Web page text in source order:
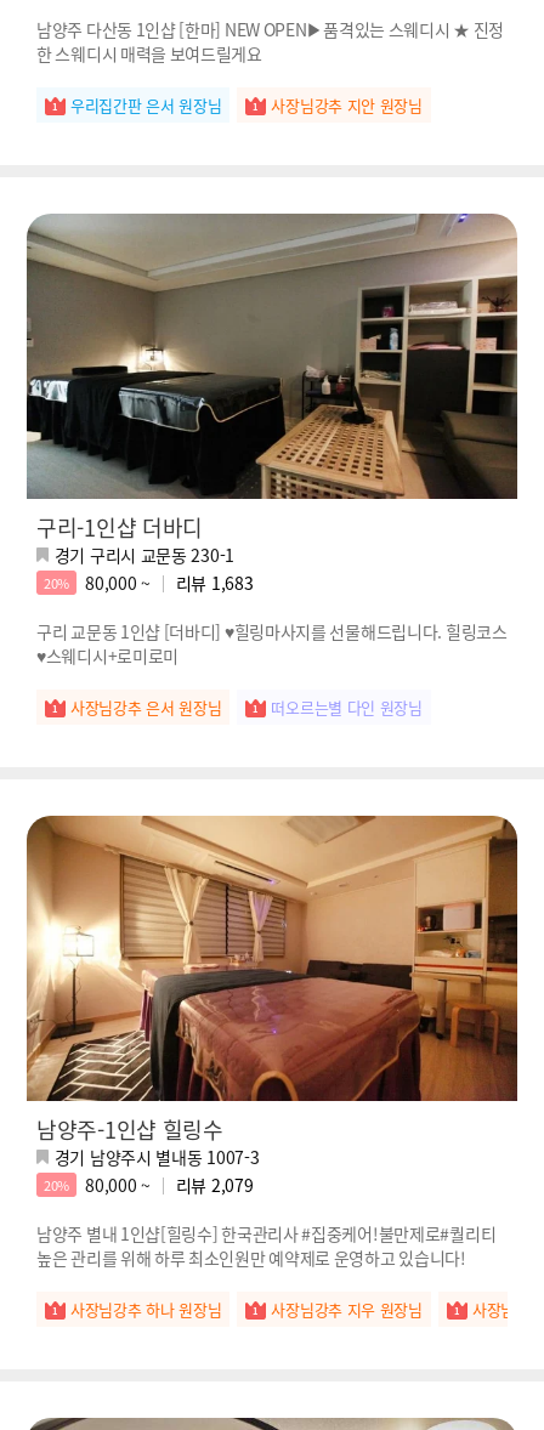
남양주 다산동 1인샵 [한마] NEW OPEN▶품격있는 스웨디시 ★ 진정
한 스웨디시 매력을 보여드릴게요
우리집간판 은서 원장님 사장님강추 지안 원장님
구리-1인샵 더바디
경기 구리시 교문동 230-1
20% 80,000 ~ 리뷰 1,683
구리 교문동 1인샵 [더바디] ♥힐링마사지를 선물해드립니다. 힐링코스
♥스웨디시+로미로미
사장님강추 은서 원장님 떠오르는별 다인 원장님
남양주-1인샵 힐링수
경기 남양주시 별내동 1007-3
20% 80,000 ~ 리뷰 2,079
남양주 별내 1인샵[힐링수] 한국관리사 #집중케어!불만제로#퀄리티
높은 관리를 위해 하루 최소인원만 예약제로 운영하고 있습니다!
사장님강추 하나 원장님 사장님강추 지우 원장님 사장님강